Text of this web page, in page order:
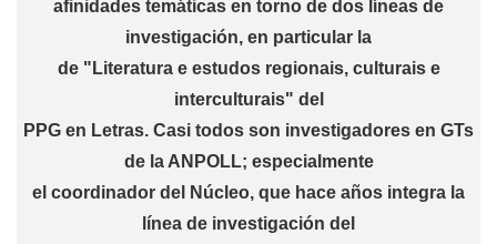
afinidades temáticas en torno de dos líneas de
investigación, en particular la
de "Literatura e estudos regionais, culturais e
interculturais" del
PPG en Letras. Casi todos son investigadores en GTs
de la ANPOLL; especialmente
el coordinador del Núcleo, que hace años integra la
línea de investigación del